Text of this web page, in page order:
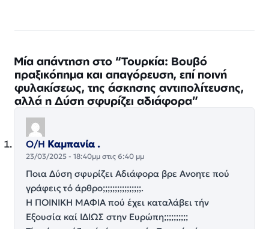
Μία απάντηση στο “Τουρκία: Βουβό
πραξικόπημα και απαγόρευση, επί ποινή
φυλακίσεως, της άσκησης αντιπολίτευσης,
αλλά η Δύση σφυρίζει αδιάφορα”
Ο/Η Καμπανία .
23/03/2025 - 18:40μμ στις 6:40 μμ
Ποια Δύση σφυρίζει Αδιάφορα βρε Ανοητε πού
γράφεις τό άρθρο;;;;;;;;;;;;;;;;.
Η ΠΟΙΝΙΚΉ ΜΑΦΊΑ πού έχει καταλάβει τήν
Εξουσία καί ΙΔΊΩΣ στην Ευρώπη;;;;;;;;;;